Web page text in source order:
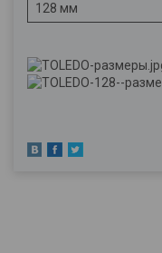
128 мм